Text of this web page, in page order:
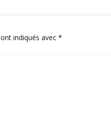
indiqués avec *